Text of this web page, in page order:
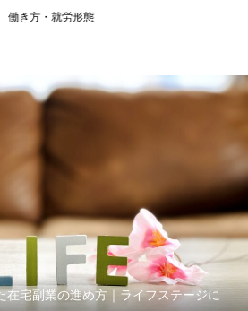
・就労形態
在宅副業の進め方｜ライフステージに